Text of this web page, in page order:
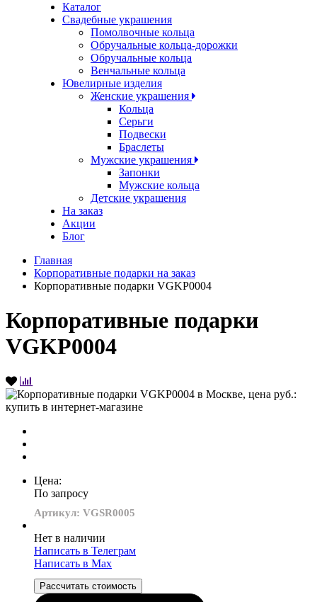
Каталог
Свадебные украшения
Помолвочные кольца
Обручальные кольца-дорожки
Обручальные кольца
Венчальные кольца
Ювелирные изделия
Женские украшения
Кольца
Серьги
Подвески
Браслеты
Мужские украшения
Запонки
Мужские кольца
Детские украшения
На заказ
Акции
Блог
Главная
Корпоративные подарки на заказ
Корпоративные подарки VGKP0004
Корпоративные подарки
VGKP0004
Цена:
По запросу
Артикул: VGSR0005
Нет в наличии
Написать в Телеграм
Написать в Мах
Рассчитать стоимость